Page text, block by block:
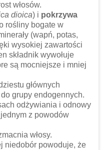
włosów.
dioica) i pokrzywa
rośliny bogate w
(wapń, potas,
wysokiej zawartości
składnik wywołuje
są mocniejsze i mniej
głównych
grupy endogennych.
odżywiania i odnowy
z powodów
włosy.
niedobór powoduje, że